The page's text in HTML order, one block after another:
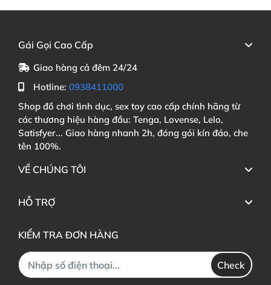
Gái Gọi Cao Cấp
Giao hàng cả đêm 24/24
Hotline: 0938411000
Shop đồ chơi tình dục, sex toy cao cấp chính hãng từ
các thương hiệu hàng đầu: Tenga, Lovense, Lelo,
Satisfyer... Giao hàng nhanh 2h, đóng gói kín đáo, che
tên 100%.
VỀ CHÚNG TÔI
HỖ TRỢ
KIỂM TRA ĐƠN HÀNG
Check